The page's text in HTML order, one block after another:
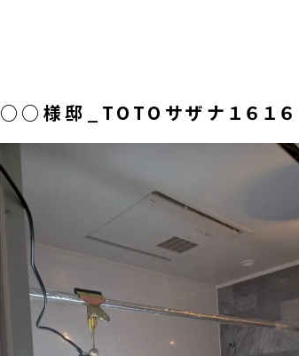
○○様邸_TOTOサザナ１６１６